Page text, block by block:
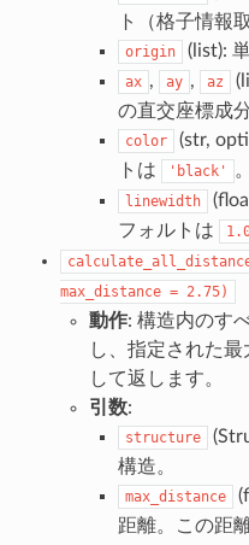
ト（格子情報
origin (list):
ax , ay , az
の直交座標成分
color
(str,
トは
'black' 。
linewidth
フォルトは
max_distance = 2.75)
動作: 構造内のす
し、指定された
して返します。
引数:
structure
構造。
max_distance
距離。この距